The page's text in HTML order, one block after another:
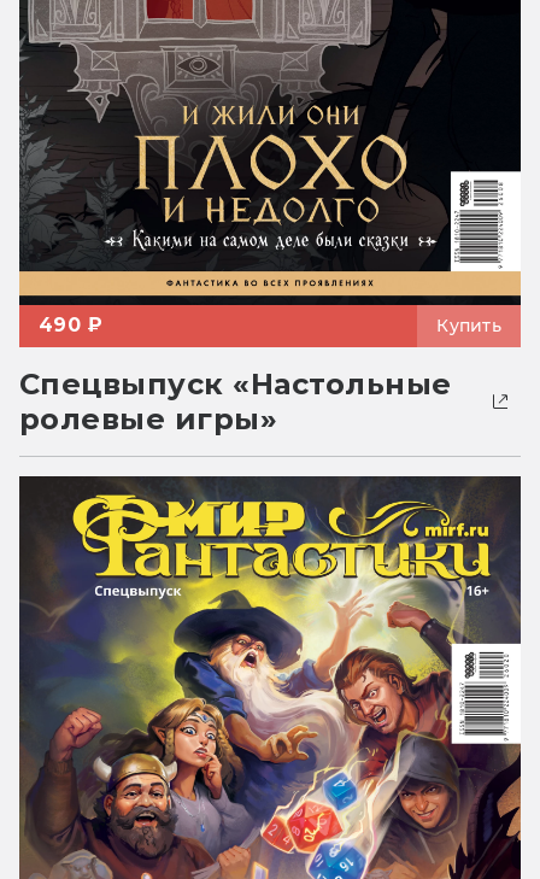
490 ₽ Купить
Спецвыпуск «Настольные
ролевые игры»